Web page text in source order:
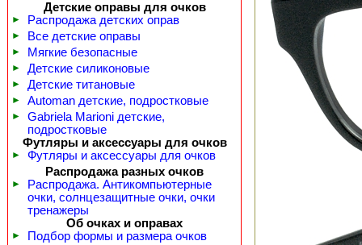
Детские оправы для очков
► Распродажа детских оправ
► Все детские оправы
► Мягкие безопасные
► Детские силиконовые
► Детские титановые
► Automan детские, подростковые
►
Gabriela Marioni детские,
подростковые
Футляры и аксессуары для очков
►
Футляры и аксессуары для очков
Распродажа разных очков
►
Распродажа. Антикомпьютерные
очки, солнцезащитные очки, очки
тренажеры
Об очках и оправах
► Подбор формы и размера очков